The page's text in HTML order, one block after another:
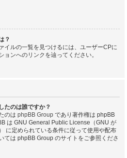
？
イルの一覧を見つけるには、ユーザーCPに
ンへのリンクを辿ってください。
たのは誰ですか？
のは phpBB Group であり著作権は phpBB
は GNU General Public License（GNU が
に定められている条件に従って使用や配布
ては phpBB Group のサイトをご参照くださ